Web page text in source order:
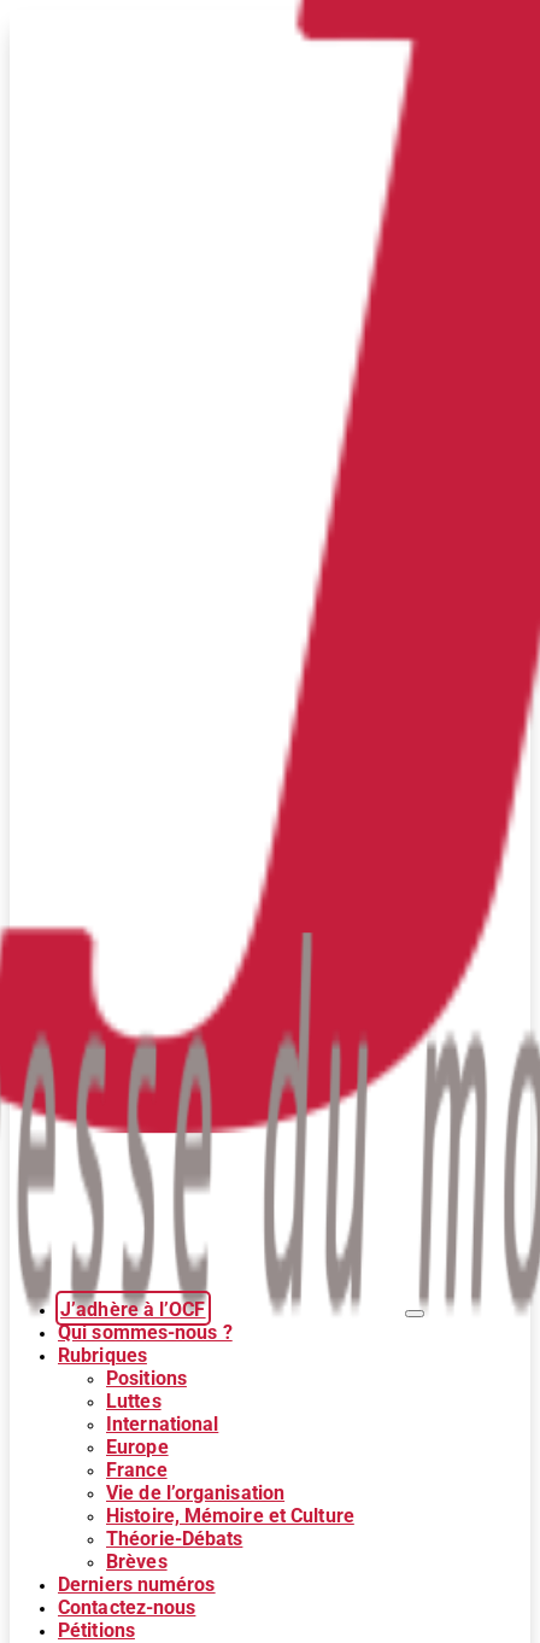
J’adhère à l’OCF
Qui sommes-nous ?
Rubriques
Positions
Luttes
International
Europe
France
Vie de l’organisation
Histoire, Mémoire et Culture
Théorie-Débats
Brèves
Derniers numéros
Contactez-nous
Pétitions